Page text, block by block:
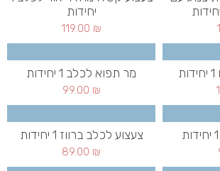
יחידות
119.00 ₪
מר תפוא לכלב 1 יחידות
99.00 ₪
צעצוע לכלב ברווז 1 יחידות
89.00 ₪